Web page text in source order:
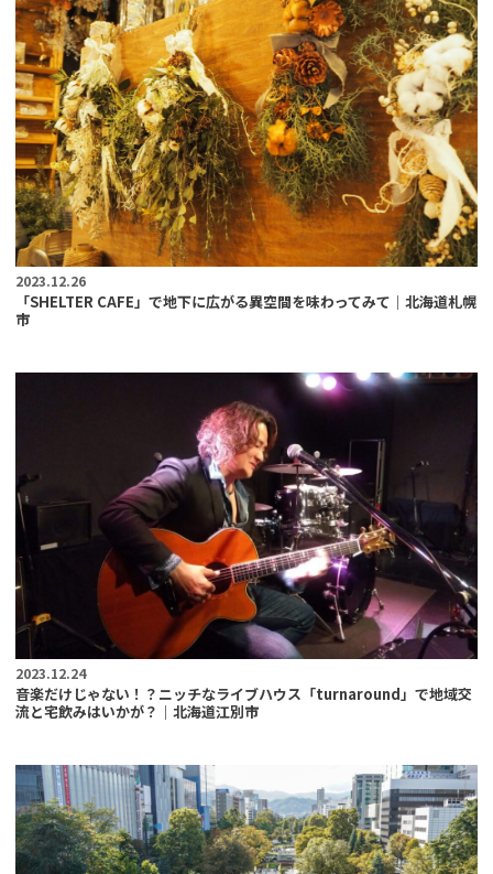
2023.12.26
「SHELTER CAFE」で地下に広がる異空間を味わってみて｜北海道札幌
市
2023.12.24
音楽だけじゃない！？ニッチなライブハウス「turnaround」で地域交
流と宅飲みはいかが？｜北海道江別市